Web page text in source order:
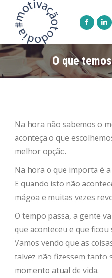
A
página
abre
A
O que
Na hora não sabemos o
aconteça o que
melhor opção.
Na hora o que importa é
E quando isto não
mágoa e muitas vezes
O tempo passa, a gente
que aconteceu e que ficou
Vamos vendo que as
talvez não fizessem tanto
momento atual de vida.